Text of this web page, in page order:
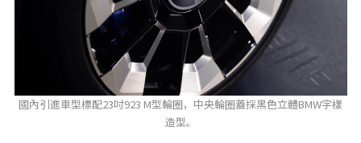
國內引進車型標配23吋923 M型輪圈，中央輪圈蓋採黑色立體BMW字樣
造型。